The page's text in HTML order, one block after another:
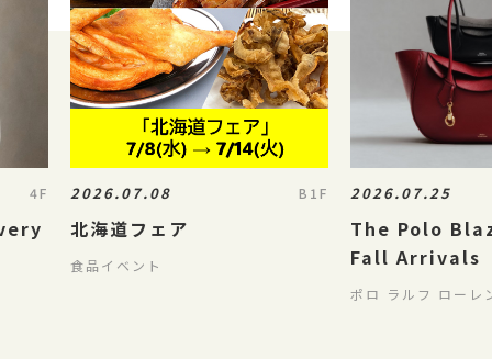
4F 2026.07.08 B1F
北海道フェア
食品イベント
2026.07.25
The Polo
Fall Arrivals
ポロ ラルフ ローレ